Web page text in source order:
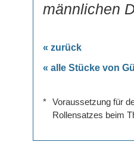
männlichen
« zurück
« alle Stücke von
*
Voraussetzung für
Rollensatzes beim